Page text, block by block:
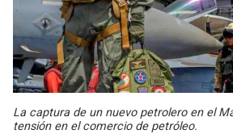
La captura de un nuevo petrolero en el
tensión en el comercio de petróleo.